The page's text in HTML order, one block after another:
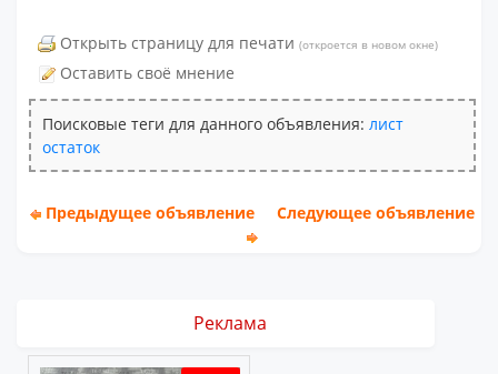
Открыть страницу для печати (откроется в новом окне)
Оставить своё мнение
Поисковые теги для данного объявления:лист
остаток
Предыдущее объявление Следующее объявление
Реклама